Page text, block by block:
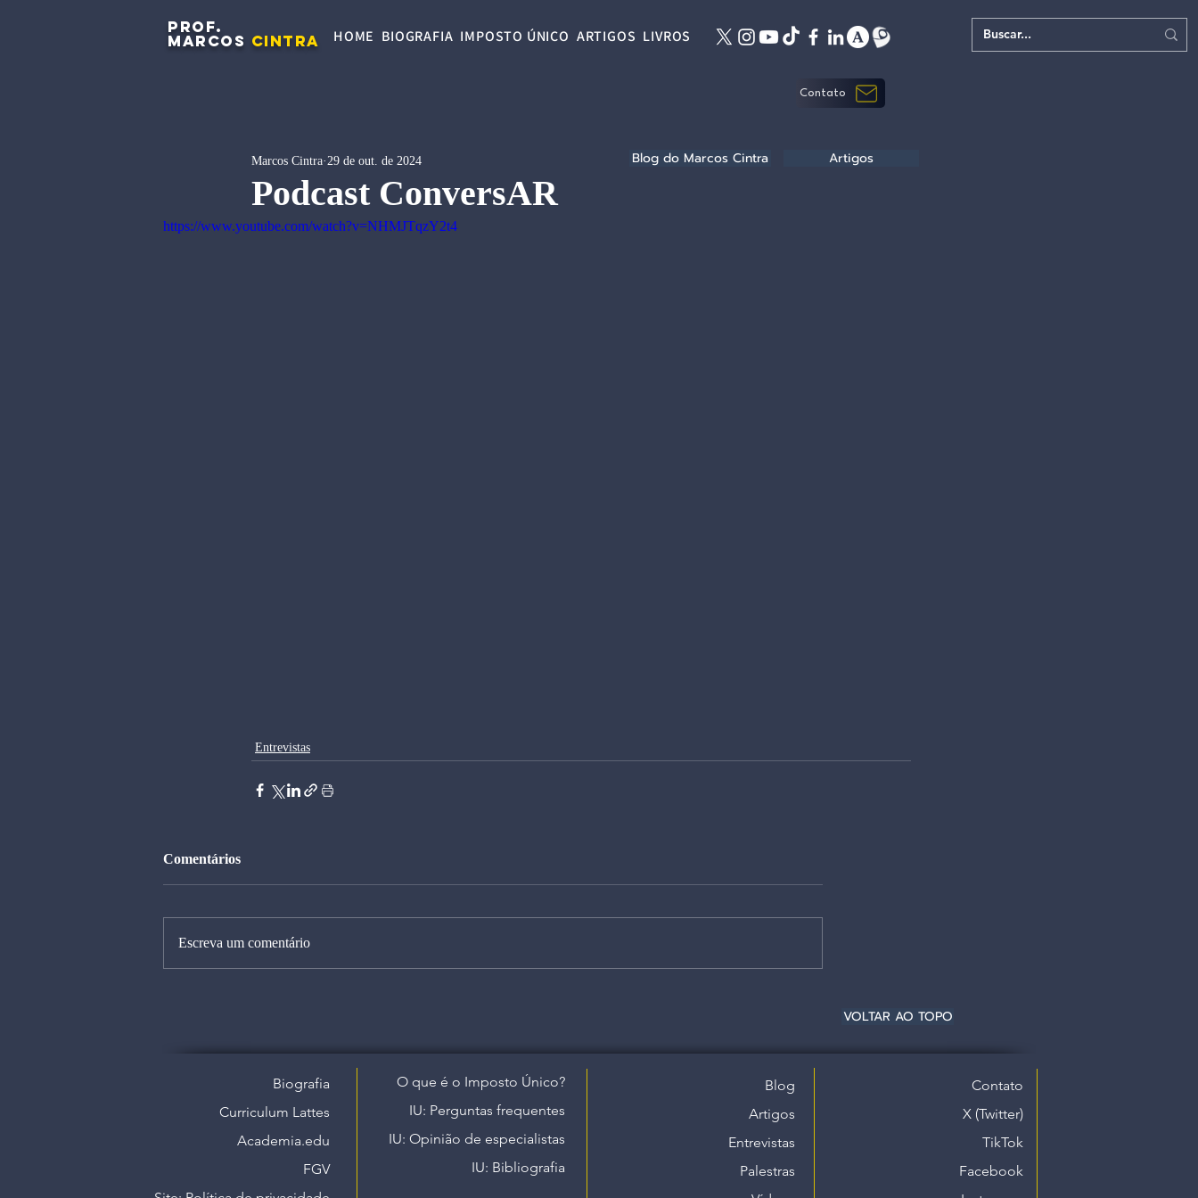
PROF.
MARCOS CINTRA HOME BIOGRAFIA IMPOSTO ÚNICO ARTIGOS LIVROS
Contato
Podcast ConversAR
Marcos Cintra 29 de out. de 2024
https://www.youtube.com/watch?v=NHMJTqzY2t4
Entrevistas
Comentários
Escreva um comentário
Blog do Marcos Cintra Artigos
VOLTAR AO TOPO
Biografia
Curriculum Lattes
Academia.edu
FGV
O que é o Imposto Único?
IU: Perguntas frequentes
IU: Opinião de especialistas
IU: Bibliografia
Blog
Artigos
Entrevistas
Palestras
Contato
X (Twitter)
TikTok
Facebook